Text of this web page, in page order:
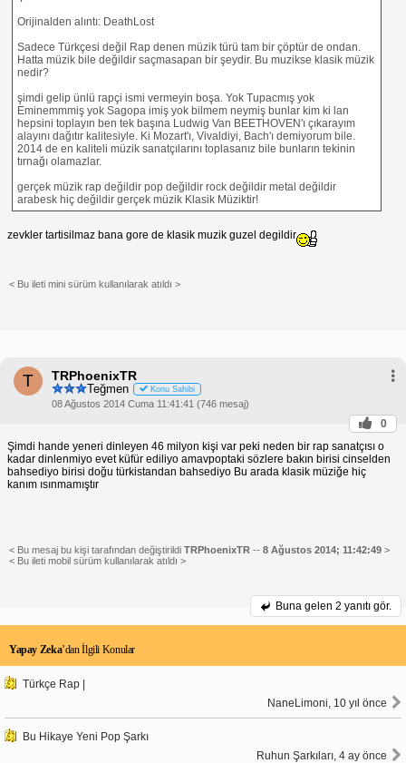
Orijinalden alıntı: DeathLost
Sadece Türkçesi değil Rap denen müzik türü tam bir çöptür de ondan.
Hatta müzik bile değildir saçmasapan bir şeydir. Bu muzikse klasik müzik
nedir?
şimdi gelip ünlü rapçi ismi vermeyin boşa. Yok Tupacmış yok
Eminemmmiş yok Sagopa imiş yok bilmem neymiş bunlar kim ki lan
hepsini toplayın ben tek başına Ludwig Van BEETHOVEN'ı çıkarayım
alayını dağıtır kalitesiyle. Ki Mozart'ı, Vivaldiyi, Bach'ı demiyorum bile.
2014 de en kaliteli müzik sanatçılarını toplasanız bile bunların tekinin
tırnağı olamazlar.
gerçek müzik rap değildir pop değildir rock değildir metal değildir
arabesk hiç değildir gerçek müzik Klasik Müziktir!
zevkler tartisilmaz bana gore de klasik muzik guzel degildir
< Bu ileti mini sürüm kullanılarak atıldı >
T TRPhoenixTR
Teğmen Konu Sahibi
08 Ağustos 2014 Cuma 11:41:41 (746 mesaj)
0
Şimdi hande yeneri dinleyen 46 milyon kişi var peki neden bir rap sanatçısı o
kadar dinlenmiyo evet küfür ediliyo amavpoptaki sözlere bakın birisi cinselden
bahsediyo birisi doğu türkistandan bahsediyo Bu arada klasik müziğe hiç
kanım ısınmamıştır
< Bu mesaj bu kişi tarafından değiştirildi TRPhoenixTR -- 8 Ağustos 2014; 11:42:49 >
< Bu ileti mobil sürüm kullanılarak atıldı >
Buna gelen 2 yanıtı gör.
Yapay Zeka’dan İlgili Konular
Türkçe Rap |
NaneLimoni, 10 yıl önce
Bu Hikaye Yeni Pop Şarkı
Ruhun Şarkıları, 4 ay önce